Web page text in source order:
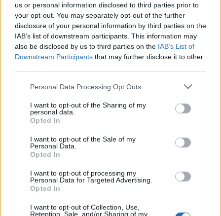
us or personal information disclosed to third parties prior to
your opt-out. You may separately opt-out of the further
disclosure of your personal information by third parties on the
IAB’s list of downstream participants. This information may
also be disclosed by us to third parties on the IAB’s List of
Downstream Participants that may further disclose it to other
Personal Data Processing Opt Outs
I want to opt-out of the Sharing of my
personal data.
Opted In
I want to opt-out of the Sale of my
Personal Data.
Opted In
I want to opt-out of processing my
Personal Data for Targeted Advertising.
Opted In
I want to opt-out of Collection, Use,
Retention, Sale, and/or Sharing of my
Όλες οι Θέσεις Εργασίας
Θέσεις Εργασίας ανά Ειδικότητα
Θέσεις Εργασίας ανά Εταιρεία
Υπηρεσίες υποψηφίων
Συμβουλές Καριέρας
HR corner
Περιγραφές Θέσεων Εργασίας